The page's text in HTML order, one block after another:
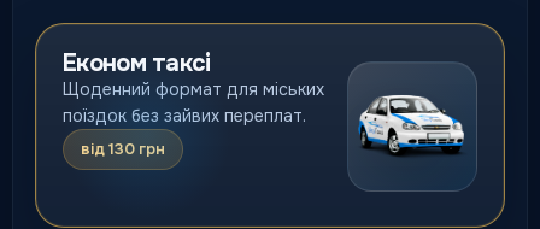
Економ таксі
Щоденний формат для міських
поїздок без зайвих переплат.
від 130 грн